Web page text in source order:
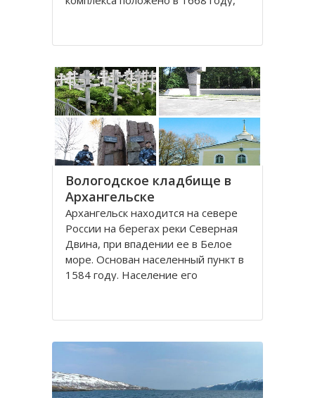
себе две функции: торговую и
Архангельск на тот момент являлся
крупным
Вологодское кладбище в
Архангельске
Архангельск находится на севере
России на берегах реки Северная
Двина, при впадении ее в Белое
море. Основан населенный пункт в
1584 году. Население его
порт. На территории города, в
расположено Вологодское